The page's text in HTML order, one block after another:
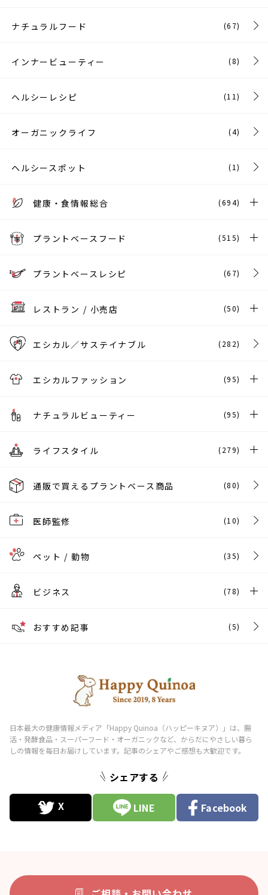
ナチュラルフード (67)
インナービューティー (8)
ヘルシーレシピ (11)
オーガニックライフ (4)
ヘルシースポット (1)
健康・食情報総合 (694)
プラントベースフード (515)
プラントベースレシピ (67)
レストラン / 小売店 (50)
エシカル／サステイナブル (282)
エシカルファッション (95)
ナチュラルビューティー (95)
ライフスタイル (279)
通販で買えるプラントベース商品 (80)
医師監修 (10)
ペット / 動物 (35)
ビジネス (78)
おすすめ記事 (5)
シェアする
LINE Facebook